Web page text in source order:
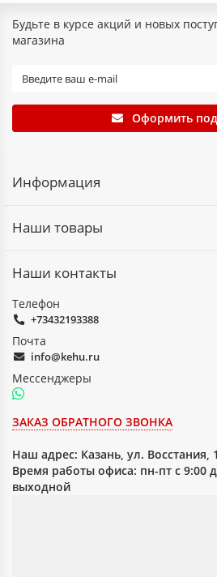
Будьте в курсе акций и новых
магазина
Оформить
Информация
Наши товары
Наши контакты
Телефон
+73432193388
Почта
info@kehu.ru
Мессенджеры
ЗАКАЗ ОБРАТНОГО ЗВОНКА
Наш адрес: Казань, ул. Восстания,
Время работы офиса: пн-пт с 9:00
выходной